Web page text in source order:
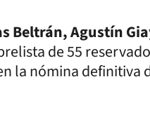
Beltrán, Agustín
de 55
la nómina definitiva